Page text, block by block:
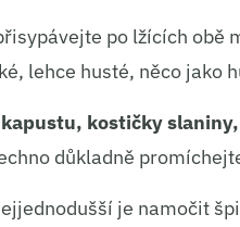
po lžících obě
lehce husté, něco jako
kostičky
důkladně
je namočit